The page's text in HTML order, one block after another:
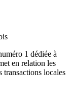
1 dédiée à
en relation les
transactions locales